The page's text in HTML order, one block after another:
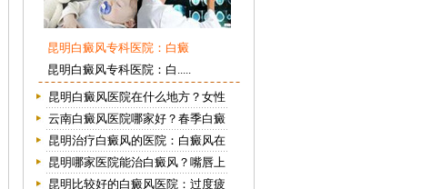
昆明白癜风专科医院：白癜
昆明白癜风专科医院：白.....
昆明白癜风医院在什么地方？女性
云南白癜风医院哪家好？春季白癜
昆明治疗白癜风的医院：白癜风在
昆明哪家医院能治白癜风？嘴唇上
昆明比较好的白癜风医院：过度疲